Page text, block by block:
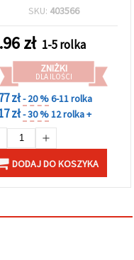
SKU: 403566
zł 1-5 rolka
ZNIŻKI
DLA ILOŚCI
zł- 20 %6-11 rolka
zł- 30 %12 rolka +
DODAJ DO KOSZYKA